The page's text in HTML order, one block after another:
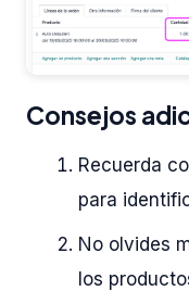
Consejos
Recuerda
para
No olvides
los